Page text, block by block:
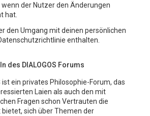
wenn der Nutzer den Änderungen
hat.
den Umgang mit deinen persönlichen
enthalten.
des DIALOGOS Forums
ist ein privates Philosophie-Forum, das
Laien als auch den mit
Fragen schon Vertrauten die
bietet, sich über Themen der